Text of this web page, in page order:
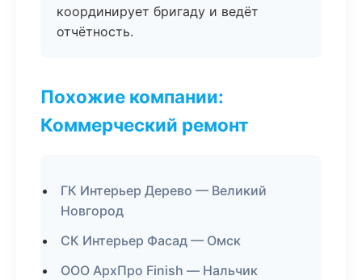
координирует бригаду и ведёт
отчётность.
Похожие компании:
Коммерческий ремонт
ГК Интерьер Дерево — Великий
Новгород
СК Интерьер Фасад — Омск
ООО АрхПро Finish — Нальчик